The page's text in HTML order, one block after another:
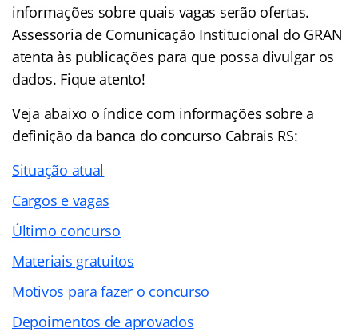
informações sobre quais vagas serão ofertas.
Assessoria de Comunicação Institucional do GRAN
atenta às publicações para que possa divulgar os
dados. Fique atento!
Veja abaixo o índicecom informações sobre a
definição da banca do concurso Cabrais RS:
Situação atual
Cargos e vagas
Último concurso
Materiais gratuitos
Motivos para fazer o concurso
Depoimentos de aprovados